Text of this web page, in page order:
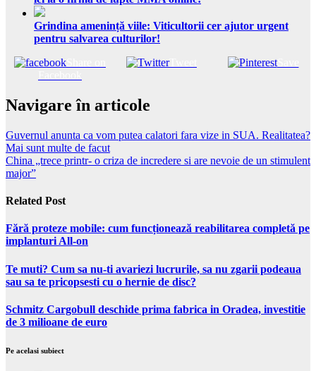
Grindina amenință viile: Viticultorii cer ajutor urgent
pentru salvarea culturilor!
Tweet Save
Navigare în articole
Guvernul anunta ca vom putea calatori fara vize in SUA. Realitatea?
Mai sunt multe de facut
China „trece printr- o criza de incredere si are nevoie de un stimulent
major”
Related Post
Fără proteze mobile: cum funcționează reabilitarea completă pe
implanturi All-on
Te muti? Cum sa nu-ti avariezi lucrurile, sa nu zgarii podeaua
sau sa te pricopsesti cu o hernie de disc?
Schmitz Cargobull deschide prima fabrica in Oradea, investitie
de 3 milioane de euro
Pe acelasi subiect